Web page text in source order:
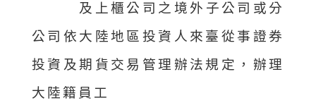
及上櫃公司之境外子公司或分
公司依大陸地區投資人來臺從事證券
投資及期貨交易管理辦法規定，辦理
大陸籍員工